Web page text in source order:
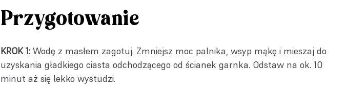
Przygotowanie
KROK 1: Wodę z masłem zagotuj. Zmniejsz moc palnika, wsyp mąkę i mieszaj do
uzyskania gładkiego ciasta odchodzącego od ścianek garnka. Odstaw na ok. 10
minut aż się lekko wystudzi.